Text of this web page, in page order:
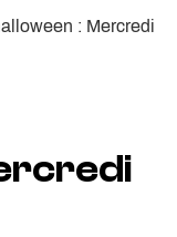
: Mercredi